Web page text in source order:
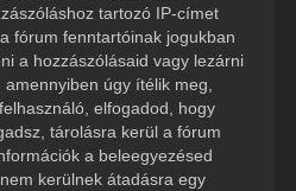
tartozó IP-címet
fórum fenntartóinak jogukban
a hozzászólásaid vagy lezárni
úgy ítélik meg,
elfogadod, hogy
tárolásra kerül a fórum
a beleegyezésed
kerülnek átadásra egy